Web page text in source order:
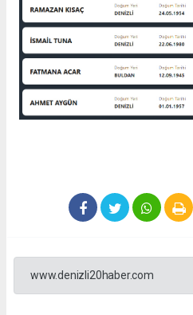
www.denizli20haber.com